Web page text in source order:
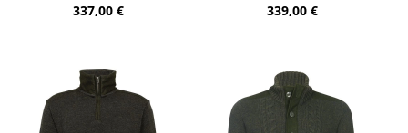
Regulärer Preis:
337,00 € Regulärer Preis:
339,00 €